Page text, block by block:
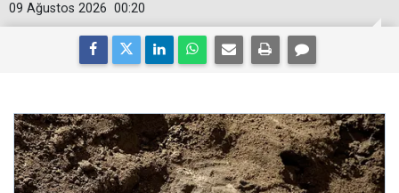
00:20
09 Ağustos 2026